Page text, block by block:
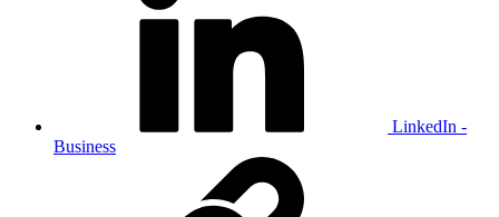
LinkedIn -
Business